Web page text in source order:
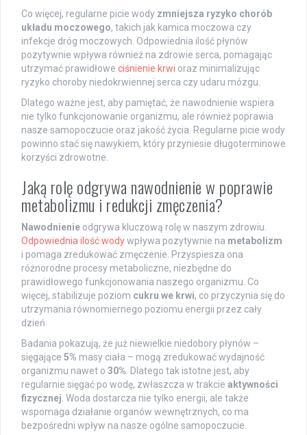
Co więcej, regularne picie wody zmniejsza ryzyko chorób
układu moczowego, takich jak kamica moczowa czy
infekcje dróg moczowych. Odpowiednia ilość płynów
pozytywnie wpływa również na zdrowie serca, pomagając
utrzymać prawidłowe ciśnienie krwi oraz minimalizując
ryzyko choroby niedokrwiennej serca czy udaru mózgu.
Dlatego ważne jest, aby pamiętać, że nawodnienie wspiera
nie tylko funkcjonowanie organizmu, ale również poprawia
nasze samopoczucie oraz jakość życia. Regularne picie wody
powinno stać się nawykiem, który przyniesie długoterminowe
korzyści zdrowotne.
Jaką rolę odgrywa nawodnienie w poprawie
metabolizmu i redukcji zmęczenia?
Nawodnienie odgrywa kluczową rolę w naszym zdrowiu.
Odpowiednia ilość wodywpływa pozytywnie na metabolizm
i pomaga zredukować zmęczenie. Przyspiesza ona
różnorodne procesy metaboliczne, niezbędne do
prawidłowego funkcjonowania naszego organizmu. Co
więcej, stabilizuje poziom cukru we krwi, co przyczynia się do
utrzymania równomiernego poziomu energii przez cały
dzień.
Badania pokazują, że już niewielkie niedobory płynów –
sięgające 5% masy ciała – mogą zredukować wydajność
organizmu nawet o 30%. Dlatego tak istotne jest, aby
regularnie sięgać po wodę, zwłaszcza w trakcie aktywności
fizycznej. Woda dostarcza nie tylko energii, ale także
wspomaga działanie organów wewnętrznych, co ma
bezpośredni wpływ na nasze ogólne samopoczucie.